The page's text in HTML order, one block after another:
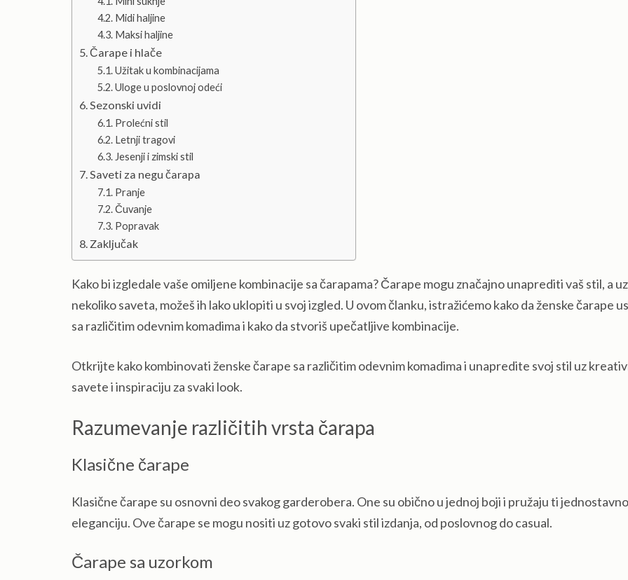
Midi haljine
Maksi haljine
Čarape i hlače
Užitak u kombinacijama
Uloge u poslovnoj odeći
Sezonski uvidi
Prolećni stil
Letnji tragovi
Jesenji i zimski stil
Saveti za negu čarapa
Pranje
Čuvanje
Popravak
Zaključak
Kako bi izgledale vaše omiljene kombinacije sa čarapama? Čarape mogu značajno unaprediti vaš stil, a uz
nekoliko saveta, možeš ih lako uklopiti u svoj izgled. U ovom članku, istražićemo kako da ženske čarape
sa različitim odevnim komadima i kako da stvoriš upečatljive kombinacije.
Otkrijte kako kombinovati ženske čarape sa različitim odevnim komadima i unapredite svoj stil uz
savete i inspiraciju za svaki look.
Razumevanje različitih vrsta čarapa
Klasične čarape
Klasične čarape su osnovni deo svakog garderobera. One su obično u jednoj boji i pružaju ti
eleganciju. Ove čarape se mogu nositi uz gotovo svaki stil izdanja, od poslovnog do casual.
Čarape sa uzorkom